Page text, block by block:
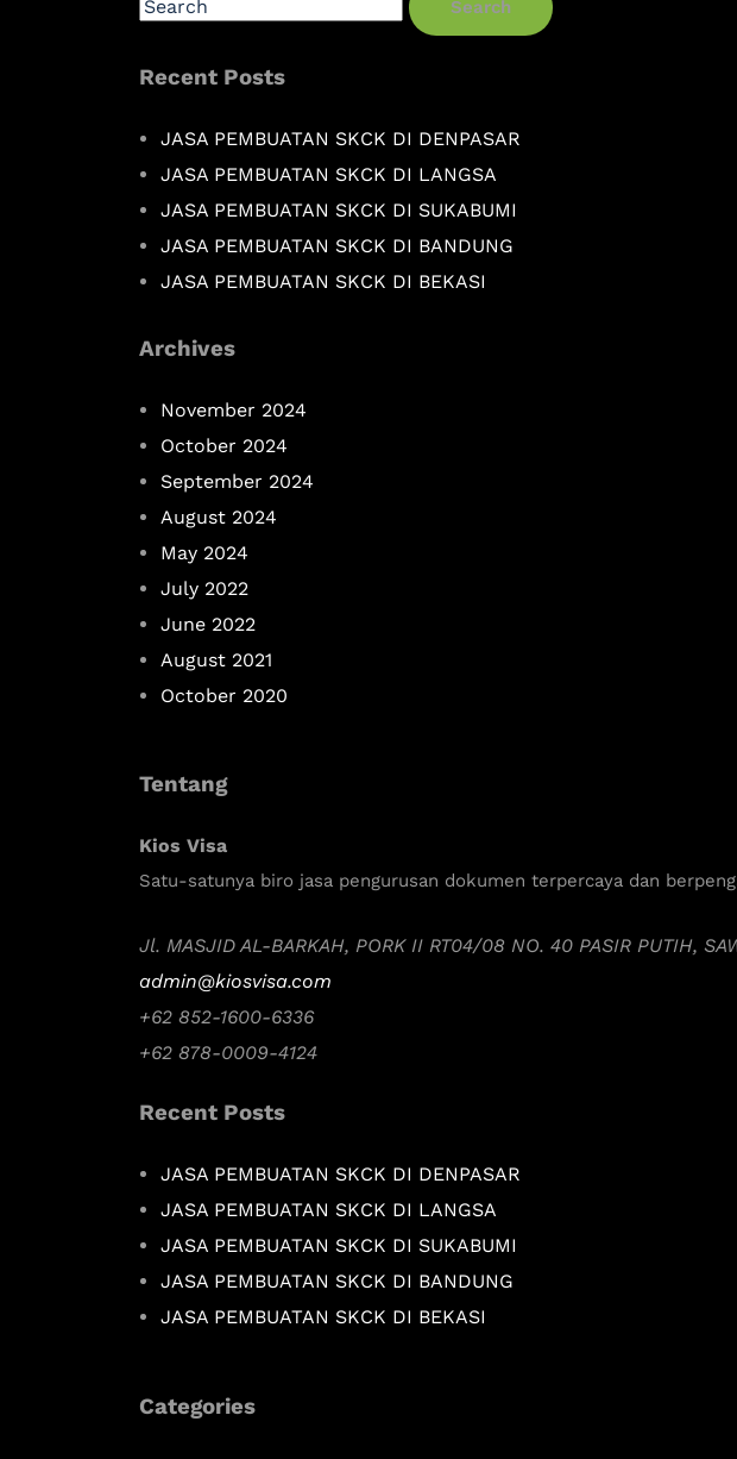
Search
Recent Posts
JASA PEMBUATAN SKCK DI DENPASAR
JASA PEMBUATAN SKCK DI LANGSA
JASA PEMBUATAN SKCK DI SUKABUMI
JASA PEMBUATAN SKCK DI BANDUNG
JASA PEMBUATAN SKCK DI BEKASI
Archives
November 2024
October 2024
September 2024
August 2024
May 2024
July 2022
June 2022
August 2021
October 2020
Tentang
Kios Visa
Satu-satunya biro jasa pengurusan dokumen terpercaya dan
Jl. MASJID AL-BARKAH, PORK II RT04/08 NO. 40 PASIR PUTIH,
admin@kiosvisa.com
+62 852-1600-6336
+62 878-0009-4124
Recent Posts
JASA PEMBUATAN SKCK DI DENPASAR
JASA PEMBUATAN SKCK DI LANGSA
JASA PEMBUATAN SKCK DI SUKABUMI
JASA PEMBUATAN SKCK DI BANDUNG
JASA PEMBUATAN SKCK DI BEKASI
Categories